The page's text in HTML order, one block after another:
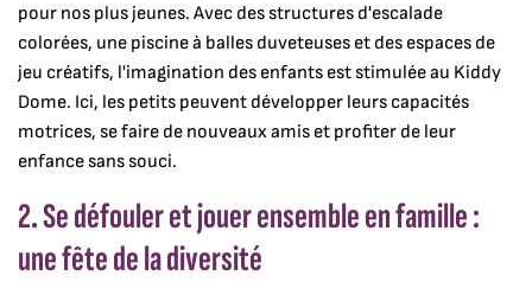
pour nos plus jeunes. Avec des structures d'escalade
colorées, une piscine à balles duveteuses et des espaces de
jeu créatifs, l'imagination des enfants est stimulée au Kiddy
Dome. Ici, les petits peuvent développer leurs capacités
motrices, se faire de nouveaux amis et profiter de leur
enfance sans souci.
2. Se défouler et jouer ensemble en famille :
une fête de la diversité